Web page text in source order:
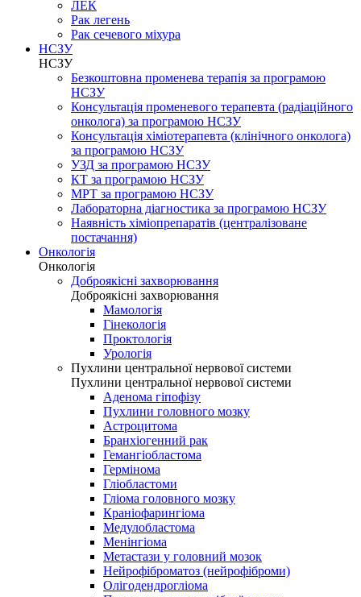
ЛЕК
Рак легень
Рак сечевого міхура
НСЗУ
НСЗУ
Безкоштовна променева терапія за програмою
НСЗУ
Консультація променевого терапевта (радіаційного
онколога) за програмою НСЗУ
Консультація хіміотерапевта (клінічного онколога)
за програмою НСЗУ
УЗД за програмою НСЗУ
КТ за програмою НСЗУ
МРТ за програмою НСЗУ
Лабораторна діагностика за програмою НСЗУ
Наявність хіміопрепаратів (централізоване
постачання)
Онкологія
Онкологія
Доброякісні захворювання
Доброякісні захворювання
Мамологія
Гінекологія
Проктологія
Урологія
Пухлини центральної нервової системи
Пухлини центральної нервової системи
Аденома гіпофізу
Пухлини головного мозку
Астроцитома
Бранхіогенний рак
Гемангіобластома
Гермінома
Гліобластоми
Гліома головного мозку
Краніофарингіома
Медулобластома
Менінгіома
Метастази у головний мозок
Нейрофіброматоз (нейрофіброми)
Олігодендрогліома